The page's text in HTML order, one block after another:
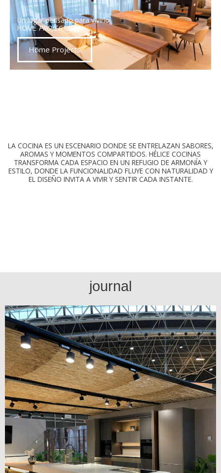
Un lugar pensado para vivirlo
HOMEPROJECTS
Home Projects
LA COCINA ES UN ESCENARIO DONDE SE ENTRELAZAN SABORES,
AROMAS Y MOMENTOS COMPARTIDOS. HÉLICE COCINAS
TRANSFORMA CADA ESPACIO EN UN REFUGIO DE ARMONÍA Y
ESTILO, DONDE LA FUNCIONALIDAD FLUYE CON NATURALIDAD Y
EL DISEÑO INVITA A VIVIR Y SENTIR CADA INSTANTE.
journal